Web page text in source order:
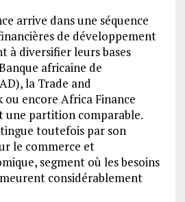
arrive dans une séquence
de développement
à diversifier leurs bases
africaine de
la Trade and
encore Africa Finance
une partition comparable.
toutefois par son
le commerce et
segment où les besoins
considérablement